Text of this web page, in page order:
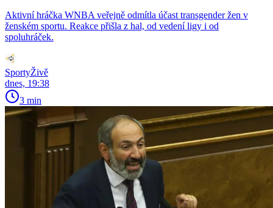
Aktivní hráčka WNBA veřejně odmítla účast transgender žen v
ženském sportu. Reakce přišla z hal, od vedení ligy i od
spoluhráček.
SportyŽivě
dnes, 19:38
3 min